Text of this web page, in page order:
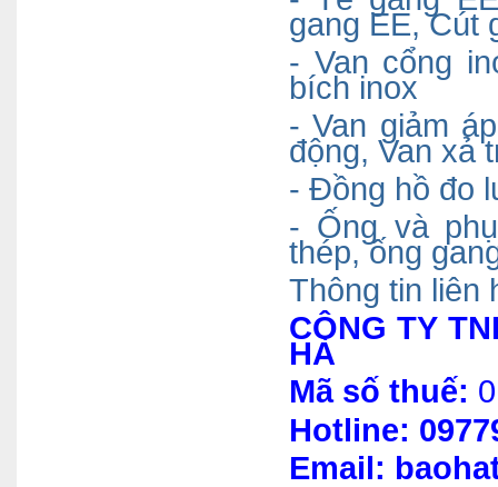
gang EE, Cút
- Van cổng
bích inox
- Van giảm
động, Van xả
- Đồng hồ đo
- Ống và
thép, ống
Thông tin liên
CÔNG TY
HÀ
Mã số thuế:
Hotline:
Email: